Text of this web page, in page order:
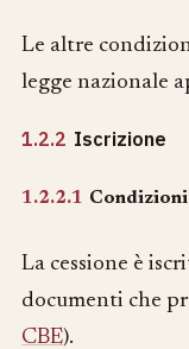
Le altre
legge nazionale
1.2.2 Iscrizione
1.2.2.1 Condizioni
La cessione è
documenti che
CBE).